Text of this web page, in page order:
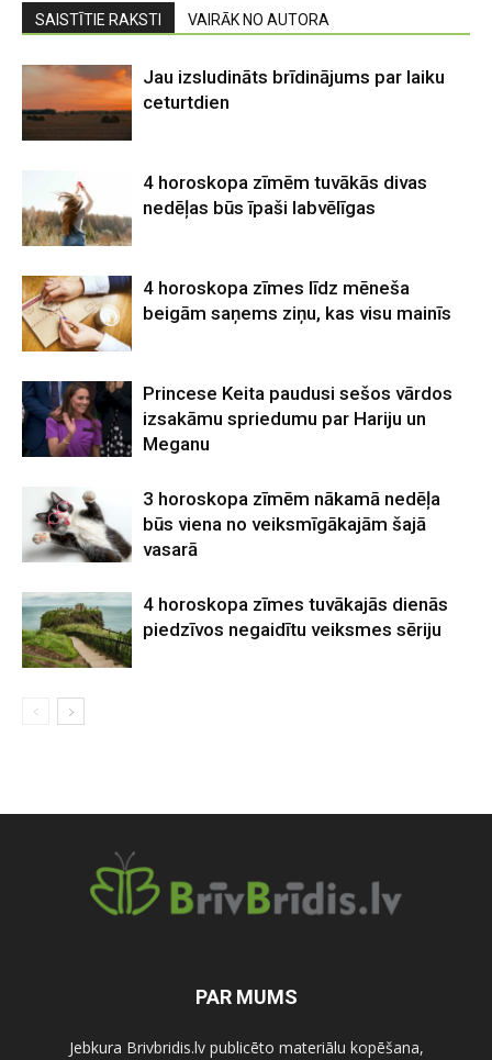
SAISTĪTIE RAKSTI VAIRĀK NO AUTORA
Jau izsludināts brīdinājums par laiku
ceturtdien
4 horoskopa zīmēm tuvākās divas
nedēļas būs īpaši labvēlīgas
4 horoskopa zīmes līdz mēneša
beigām saņems ziņu, kas visu mainīs
Princese Keita paudusi sešos vārdos
izsakāmu spriedumu par Hariju un
Meganu
3 horoskopa zīmēm nākamā nedēļa
būs viena no veiksmīgākajām šajā
vasarā
4 horoskopa zīmes tuvākajās dienās
piedzīvos negaidītu veiksmes sēriju
PAR MUMS
Jebkura Brivbridis.lv publicēto materiālu kopēšana,